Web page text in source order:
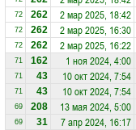
72 262 2 мар 2025, 18:42
72 262 2 мар 2025, 16:30
72 262 2 мар 2025, 16:22
71 162 1 ноя 2024, 4:00
71 43 10 окт 2024, 7:54
71 43 10 окт 2024, 7:54
69 208 13 мая 2024, 5:00
69 31 7 апр 2024, 16:17